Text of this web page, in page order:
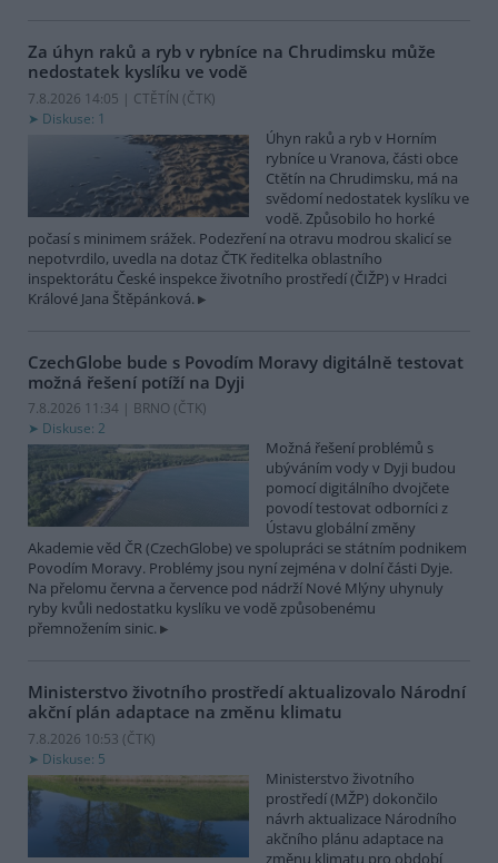
Za úhyn raků a ryb v rybníce na Chrudimsku může
nedostatek kyslíku ve vodě
7.8.2026 14:05 | CTĚTÍN (ČTK)
Diskuse: 1
Úhyn raků a ryb v Horním
rybníce u Vranova, části obce
Ctětín na Chrudimsku, má na
svědomí nedostatek kyslíku ve
vodě. Způsobilo ho horké
počasí s minimem srážek. Podezření na otravu modrou skalicí se
nepotvrdilo, uvedla na dotaz ČTK ředitelka oblastního
inspektorátu České inspekce životního prostředí (ČIŽP) v Hradci
Králové Jana Štěpánková.
CzechGlobe bude s Povodím Moravy digitálně testovat
možná řešení potíží na Dyji
7.8.2026 11:34 | BRNO (ČTK)
Diskuse: 2
Možná řešení problémů s
ubýváním vody v Dyji budou
pomocí digitálního dvojčete
povodí testovat odborníci z
Ústavu globální změny
Akademie věd ČR (CzechGlobe) ve spolupráci se státním podnikem
Povodím Moravy. Problémy jsou nyní zejména v dolní části Dyje.
Na přelomu června a července pod nádrží Nové Mlýny uhynuly
ryby kvůli nedostatku kyslíku ve vodě způsobenému
přemnožením sinic.
Ministerstvo životního prostředí aktualizovalo Národní
akční plán adaptace na změnu klimatu
7.8.2026 10:53 (ČTK)
Diskuse: 5
Ministerstvo životního
prostředí (MŽP) dokončilo
návrh aktualizace Národního
akčního plánu adaptace na
změnu klimatu pro období